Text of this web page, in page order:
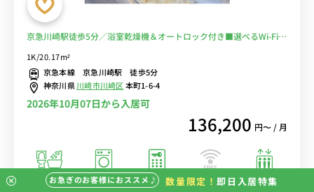
京急川崎駅徒歩5分／浴室乾燥機＆オートロック付き■選べるWi-Fi格
1K/20.17m²
京急本線 京急川崎駅 徒歩5分
神奈川県川崎市川崎区本町1-6-4
2026年10月07日から入居可
136,200 円〜 / 月
バストイレ別 室内洗濯機 オートロック
インターネット
無料
エレベーター
お急ぎのお客様におススメ♪ 数量限定！ 即日入居特集